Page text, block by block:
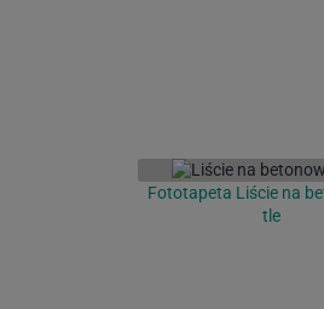
Fototapeta Liście na
tle